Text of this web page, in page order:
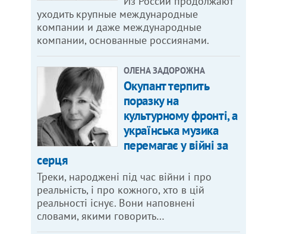
уходить крупные международные
компании и даже международные
компании, основанные россиянами.
ОЛЕНА ЗАДОРОЖНА
Окупант терпить
поразку на
культурному фронті, а
українська музика
перемагає у війні за
серця
Треки, народжені під час війни і про
реальність, і про кожного, хто в цій
реальності існує. Вони наповнені
словами, якими говорить…